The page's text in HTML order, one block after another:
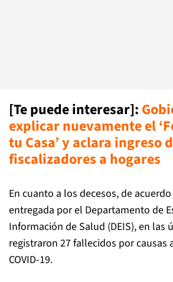
[Te puede interesar]:
explicar nuevamente el
tu Casa’ y aclara ingreso
fiscalizadores a hogares
En cuanto a los decesos, de
entregada por el Departamento de
Información de Salud (DEIS), en las
registraron 27 fallecidos por causas
COVID-19.